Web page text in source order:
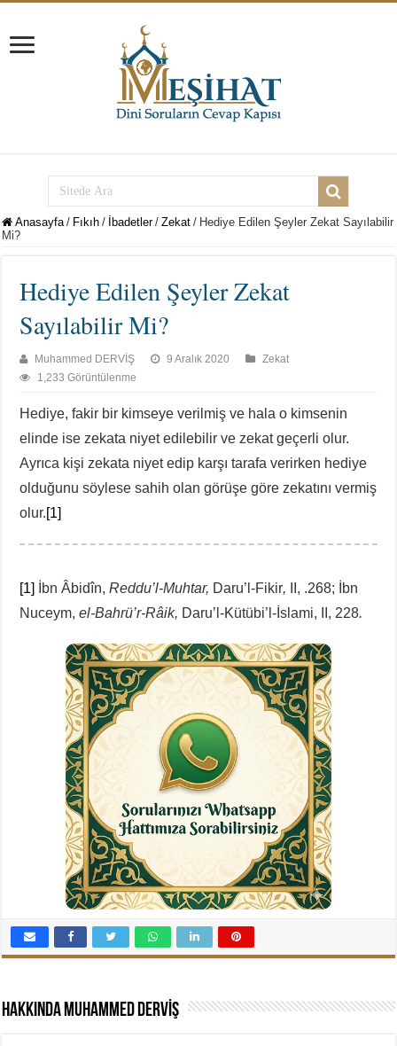
Anasayfa / Fıkıh / İbadetler / Zekat / Hediye Edilen Şeyler Zekat Sayılabilir
Mi?
Hediye Edilen Şeyler Zekat
Sayılabilir Mi?
Muhammed DERVİŞ 9 Aralık 2020
Zekat
1,233 Görüntülenme
Hediye, fakir bir kimseye verilmiş ve hala o kimsenin
elinde ise zekata niyet edilebilir ve zekat geçerli olur.
Ayrıca kişi zekata niyet edip karşı tarafa verirken hediye
olduğunu söylese sahih olan görüşe göre zekatını vermiş
olur.[1]
[1] İbn Âbidîn,Reddu’l-Muhtar, Daru’l-Fikir, II, .268; İbn
Nuceym,el-Bahrü’r-Râik, Daru’l-Kütübi’l-İslami, II, 228.
Hakkında Muhammed DERVİŞ